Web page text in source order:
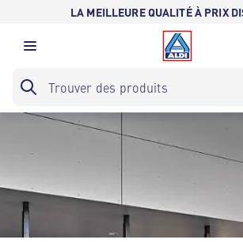
LA MEILLEURE QUALITÉ À PRIX